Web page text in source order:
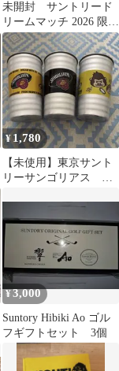
未開封 サントリード
リームマッチ 2026 限
定 レプリカユニフォ
ーム 高橋由伸
¥ 1,780
【未使用】東京サント
リーサンゴリアス タ
¥3,000
Suntory Hibiki Ao ゴル
フギフトセット 3個